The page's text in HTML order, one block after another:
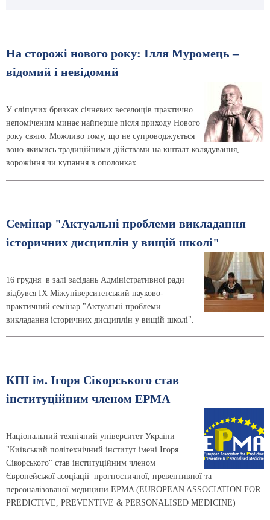
На сторожі нового року: Ілля Муромець –
відомий і невідомий
У сліпучих бризках січневих веселощів практично
непоміченим минає найперше після приходу Нового
року свято. Можливо тому, що не супроводжується
воно якимись традиційними дійствами на кшталт колядування,
ворожіння чи купання в ополонках.
Семінар "Актуальні проблеми викладання
історичних дисциплін у вищій школі"
16 грудня в залі засідань Адміністративної ради
відбувся ІХ Міжуніверситетський науково-
практичний семінар "Актуальні проблеми
викладання історичних дисциплін у вищій школі".
КПІ ім. Ігоря Сікорського став
інституційним членом EPMA
Національний технічний університет України
"Київський політехнічний інститут імені Ігоря
Сікорського" став інституційним членом
Європейської асоціації прогностичної, превентивної та
персоналізованої медицини EPMA (EUROPEAN ASSOCIATION FOR
PREDICTIVE, PREVENTIVE & PERSONALISED MEDICINE)